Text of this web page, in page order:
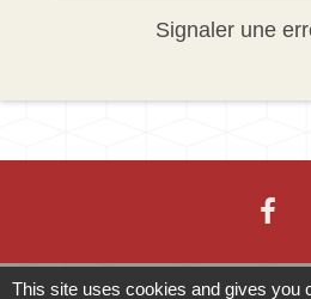
Signaler une
This site uses cookies and gives you